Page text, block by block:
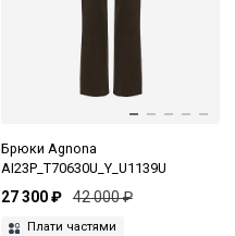
Брюки Agnona
AI23P_T70630U_Y_U1139U
27 300 ₽ 42 000 ₽
Плати частями